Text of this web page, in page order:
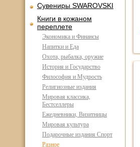
Сувениры SWAROVSKI
Книги в кожаном
переплете
Экономика и Финансы
Напитки и Еда
Охота, рыбалка, оружие
История и Государство
Философия и Мудрость
Религиозные издания
Мировая классика,
Бестселлеры
Ежедневники, Визитницы
Мировая культура
Подарочные издания Спорт
Разное